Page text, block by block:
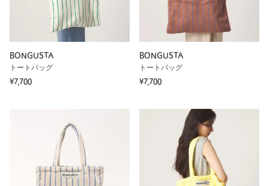
BONGUSTA
トートバッグ
¥7,700
BONGUSTA
トートバッグ
¥7,700